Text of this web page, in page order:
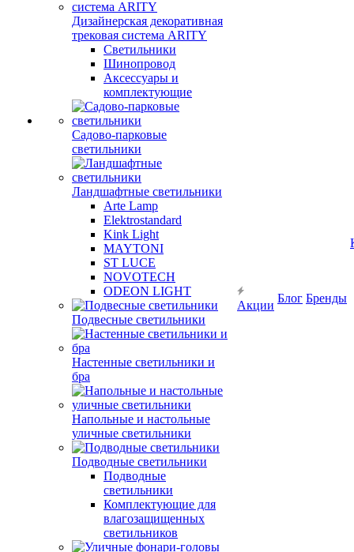
Дизайнерская декоративная
трековая система ARITY
Светильники
Шинопровод
Аксессуары и
комплектующие
Садово-парковые
светильники
Ландшафтные светильники
Arte Lamp
Elektrostandard
Kink Light
MAYTONI
ST LUCE
NOVOTECH
ODEON LIGHT
Подвесные светильники
Настенные светильники и
бра
Напольные и настольные
уличные светильники
Подводные светильники
Подводные
светильники
Комплектующие для
влагозащищенных
светильников
Акции
Блог Бренды